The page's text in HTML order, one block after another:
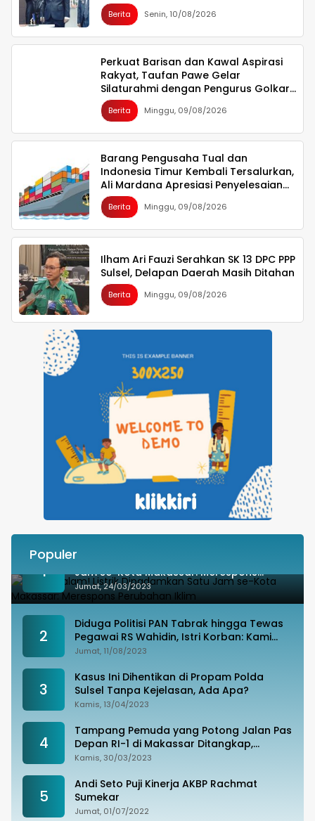
Berita Senin, 10/08/2026
Perkuat Barisan dan Kawal Aspirasi
Rakyat, Taufan Pawe Gelar
Silaturahmi dengan Pengurus Golkar
Parepare
Berita Minggu, 09/08/2026
Barang Pengusaha Tual dan
Indonesia Timur Kembali Tersalurkan,
Ali Mardana Apresiasi Penyelesaian
Afid Logistik dan Tanto Intim Line
Berita Minggu, 09/08/2026
Ilham Ari Fauzi Serahkan SK 13 DPC PPP
Sulsel, Delapan Daerah Masih Ditahan
Berita Minggu, 09/08/2026
Populer
1
Besok Malam! Listrik Dipadamkan Satu
Jam se-Kota Makassar: Merespons
Perubahan Iklim
Jumat, 24/03/2023
2
Diduga Politisi PAN Tabrak hingga Tewas
Pegawai RS Wahidin, Istri Korban: Kami
Tak Terima
Jumat, 11/08/2023
3
Kasus Ini Dihentikan di Propam Polda
Sulsel Tanpa Kejelasan, Ada Apa?
Kamis, 13/04/2023
4
Tampang Pemuda yang Potong Jalan Pas
Depan RI-1 di Makassar Ditangkap,
Ternyata Joki Balapan Liar
Kamis, 30/03/2023
5
Andi Seto Puji Kinerja AKBP Rachmat
Sumekar
Jumat, 01/07/2022